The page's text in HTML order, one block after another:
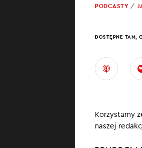
PODCASTY
DOSTĘPNE TAM,
Korzystamy
naszej